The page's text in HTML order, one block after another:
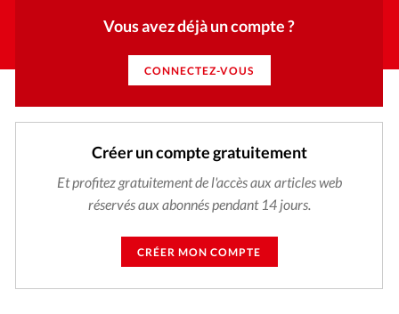
Vous avez déjà un compte ?
CONNECTEZ-VOUS
Créer un compte gratuitement
Et profitez gratuitement de l'accès aux articles web
réservés aux abonnés pendant 14 jours.
CRÉER MON COMPTE